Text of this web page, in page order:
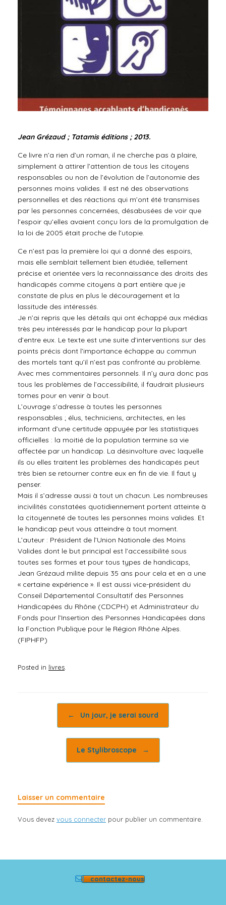
Jean Grézaud ; Tatamis éditions ; 2013.
Ce livre n’a rien d’un roman, il ne cherche pas à plaire,
simplement à attirer l’attention de tous les citoyens
responsables ou non de l’évolution de l’autonomie des
personnes moins valides. Il est né des observations
personnelles et des réactions qui m’ont été transmises
par les personnes concernées, désabusées de voir que
l’espoir qu’elles avaient conçu lors de la promulgation de
la loi de 2005 était proche de l’utopie.
Ce n’est pas la première loi qui a donné des espoirs,
mais elle semblait tellement bien étudiée, tellement
précise et orientée vers la reconnaissance des droits des
handicapés comme citoyens à part entière que je
constate de plus en plus le découragement et la
lassitude des intéressés.
Je n’ai repris que les détails qui ont échappé aux médias
très peu intéressés par le handicap pour la plupart
d’entre eux. Le texte est une suite d’interventions sur des
points précis dont l’importance échappe au commun
des mortels tant qu’il n’est pas confronté au problème.
Avec mes commentaires personnels. Il n’y aura donc pas
tous les problèmes de l’accessibilité, il faudrait plusieurs
tomes pour en venir à bout.
L’ouvrage s’adresse à toutes les personnes
responsables ; élus, techniciens, architectes, en les
informant d’une certitude appuyée par les statistiques
officielles : la moitié de la population termine sa vie
affectée par un handicap. La désinvolture avec laquelle
ils ou elles traitent les problèmes des handicapés peut
très bien se retourner contre eux en fin de vie. Il faut y
penser.
Mais il s’adresse aussi à tout un chacun. Les nombreuses
incivilités constatées quotidiennement portent atteinte à
la citoyenneté de toutes les personnes moins valides. Et
le handicap peut vous atteindre à tout moment.
L’auteur : Président de l’Union Nationale des Moins
Valides dont le but principal est l’accessibilité sous
toutes ses formes et pour tous types de handicaps,
Jean Grézaud milite depuis 35 ans pour cela et en a une
« certaine expérience ». Il est aussi vice-président du
Conseil Départemental Consultatif des Personnes
Handicapées du Rhône (CDCPH) et Administrateur du
Fonds pour l’Insertion des Personnes Handicapées dans
la Fonction Publique pour le Région Rhône Alpes.
(FIPHFP)
Posted in livres
← Un jour, je serai sourd
Le Stylibroscope →
Laisser un commentaire
Vous devez vous connecter pour publier un commentaire.
contactez-nous